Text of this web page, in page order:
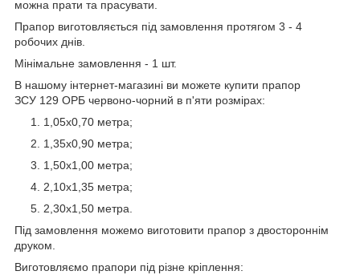
можна прати та прасувати.
Прапор виготовляється під замовлення протягом 3 - 4
робочих днів.
Мінімальне замовлення - 1 шт.
В нашому інтернет-магазині ви можете купити прапор
ЗСУ 129 ОРБ червоно-чорний в п'яти розмірах:
1,05х0,70 метра;
1,35х0,90 метра;
1,50х1,00 метра;
2,10х1,35 метра;
2,30х1,50 метра.
Під замовлення можемо виготовити прапор з двостороннім
друком.
Виготовляємо прапори під різне кріплення: